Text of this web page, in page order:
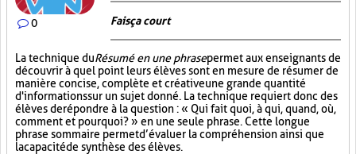
0 Fais ça court
La technique duRésumé en une phrasepermet aux enseignants de
découvrir à quel point leurs élèves sont en mesure de résumer de
manière concise, complète et créative une grande quantité
d'informations sur un sujet donné. La technique requiert donc des
élèves de répondre à la question : « Qui fait quoi, à qui, quand, où,
comment et pourquoi? » en une seule phrase. Cette longue
phrase sommaire permet d’évaluer la compréhension ainsi que
la capacité de synthèse des élèves.